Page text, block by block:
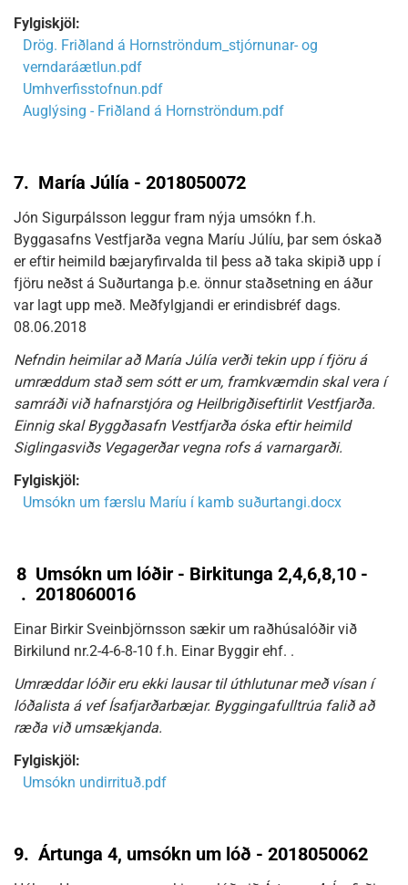
Fylgiskjöl:
Drög. Friðland á Hornströndum_stjórnunar- og
verndaráætlun.pdf
Umhverfisstofnun.pdf
Auglýsing - Friðland á Hornströndum.pdf
7. María Júlía - 2018050072
Jón Sigurpálsson leggur fram nýja umsókn f.h.
Byggasafns Vestfjarða vegna Maríu Júlíu, þar sem óskað
er eftir heimild bæjaryfirvalda til þess að taka skipið upp í
fjöru neðst á Suðurtanga þ.e. önnur staðsetning en áður
var lagt upp með. Meðfylgjandi er erindisbréf dags.
08.06.2018
Nefndin heimilar að María Júlía verði tekin upp í fjöru á
umræddum stað sem sótt er um, framkvæmdin skal vera í
samráði við hafnarstjóra og Heilbrigðiseftirlit Vestfjarða.
Einnig skal Byggðasafn Vestfjarða óska eftir heimild
Siglingasviðs Vegagerðar vegna rofs á varnargarði.
Fylgiskjöl:
Umsókn um færslu Maríu í kamb suðurtangi.docx
8
.
Umsókn um lóðir - Birkitunga 2,4,6,8,10 -
2018060016
Einar Birkir Sveinbjörnsson sækir um raðhúsalóðir við
Birkilund nr.2-4-6-8-10 f.h. Einar Byggir ehf. .
Umræddar lóðir eru ekki lausar til úthlutunar með vísan í
lóðalista á vef Ísafjarðarbæjar. Byggingafulltrúa falið að
ræða við umsækjanda.
Fylgiskjöl:
Umsókn undirrituð.pdf
9. Ártunga 4, umsókn um lóð - 2018050062